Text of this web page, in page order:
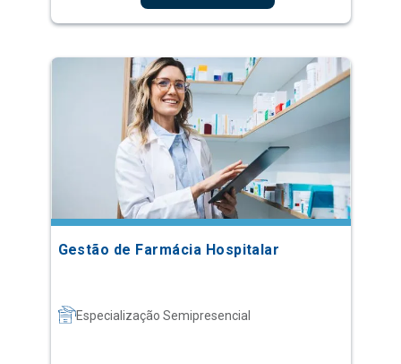
Gestão de Farmácia Hospitalar
Especialização Semipresencial